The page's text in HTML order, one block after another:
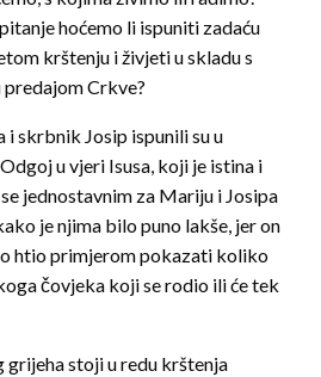
hoćemo li ispuniti zadaću
krštenju i živjeti u skladu s
Crkve?
skrbnik Josip ispunili su u
u vjeri Isusa, koji je istina i
jednostavnim za Mariju i Josipa
je njima bilo puno lakše, jer on
htio primjerom pokazati koliko
čovjeka koji se rodio ili će tek
stoji u redu krštenja